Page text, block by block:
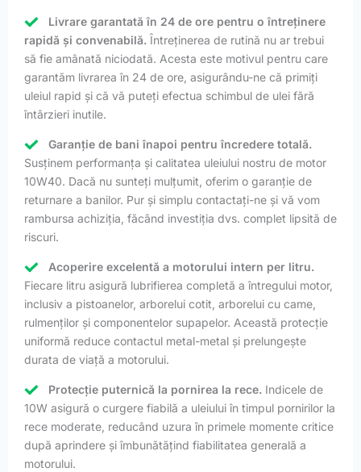
Livrare garantată în 24 de ore pentru o întreținere
rapidă și convenabilă. Întreținerea de rutină nu ar trebui
să fie amânată niciodată. Acesta este motivul pentru care
garantăm livrarea în 24 de ore, asigurându-ne că primiți
uleiul rapid și că vă puteți efectua schimbul de ulei fără
întârzieri inutile.
Garanție de bani înapoi pentru încredere totală.
Susținem performanța și calitatea uleiului nostru de motor
10W40. Dacă nu sunteți mulțumit, oferim o garanție de
returnare a banilor. Pur și simplu contactați-ne și vă vom
rambursa achiziția, făcând investiția dvs. complet lipsită de
riscuri.
Acoperire excelentă a motorului intern per litru.
Fiecare litru asigură lubrifierea completă a întregului motor,
inclusiv a pistoanelor, arborelui cotit, arborelui cu came,
rulmenților și componentelor supapelor. Această protecție
uniformă reduce contactul metal-metal și prelungește
durata de viață a motorului.
Protecție puternică la pornirea la rece. Indicele de
10W asigură o curgere fiabilă a uleiului în timpul pornirilor la
rece moderate, reducând uzura în primele momente critice
după aprindere și îmbunătățind fiabilitatea generală a
motorului.